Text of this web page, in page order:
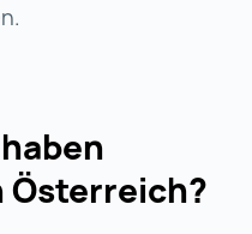
Österreich?